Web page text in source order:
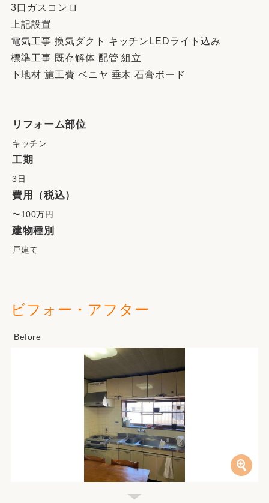
3口ガスコンロ
上記設置
電気工事 換気ダクト キッチンLEDライト込み
標準工事 既存解体 配管 組立
下地材 施工費 ベニヤ 垂木 石膏ボード
リフォーム部位
キッチン
工期
3日
費用（税込）
〜100万円
建物種別
戸建て
ビフォー・アフター